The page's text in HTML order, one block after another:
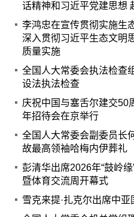
话精神和习近平党建思想
李鸿忠在宣传贯彻实施生
深入贯彻习近平生态文明
质量实施
全国人大常委会执法检查
设法执法检查
庆祝中国与塞舌尔建交50
年招待会在京举行
全国人大常委会副委员长
故最高领袖哈梅内伊葬礼
彭清华出席2026年“鼓岭
暨体育交流周开幕式
雪克来提·扎克尔出席中